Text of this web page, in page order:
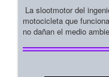
La slootmotor del
motocicleta que
no dañan el medio